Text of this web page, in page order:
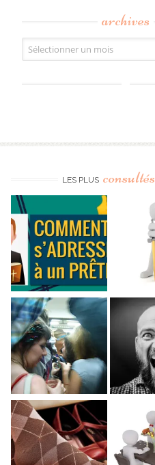
archives
Archives
LES PLUS consultés